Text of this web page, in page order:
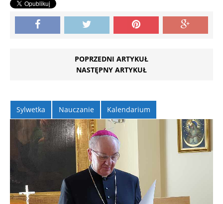
POPRZEDNI ARTYKUŁ
NASTĘPNY ARTYKUŁ
Sylwetka Nauczanie Kalendarium